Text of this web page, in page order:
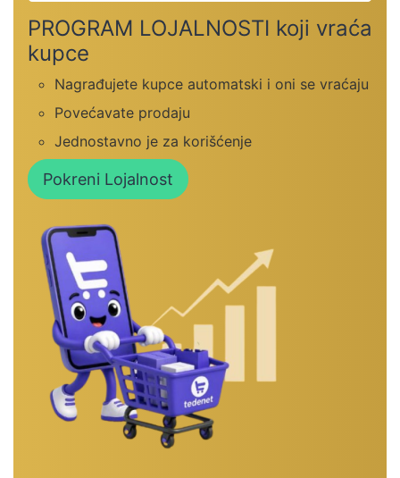
PROGRAM LOJALNOSTI koji vraća
kupce
Nagrađujete kupce automatski i oni se vraćaju
Povećavate prodaju
Jednostavno je za korišćenje
Pokreni Lojalnost